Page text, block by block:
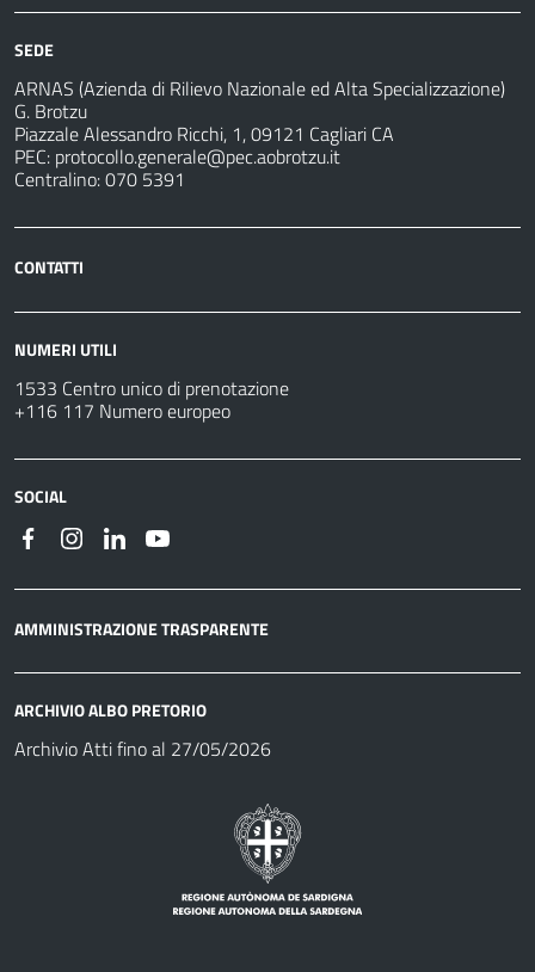
SEDE
ARNAS (Azienda di Rilievo Nazionale ed Alta Specializzazione)
G. Brotzu
Piazzale Alessandro Ricchi, 1, 09121 Cagliari CA
PEC: protocollo.generale@pec.aobrotzu.it
Centralino: 070 5391
CONTATTI
NUMERI UTILI
1533 Centro unico di prenotazione
+116 117 Numero europeo
SOCIAL
AMMINISTRAZIONE TRASPARENTE
ARCHIVIO ALBO PRETORIO
Archivio Atti fino al 27/05/2026